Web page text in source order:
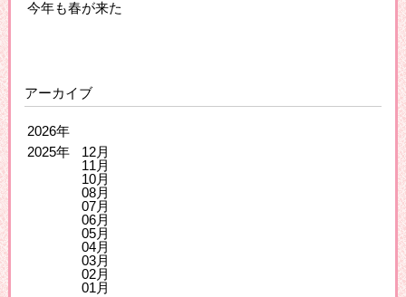
今年も春が来た
アーカイブ
2026年
2025年
12月
11月
10月
08月
07月
06月
05月
04月
03月
02月
01月